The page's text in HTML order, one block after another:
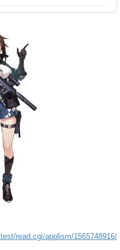
read.cgi/applism/1565748916/